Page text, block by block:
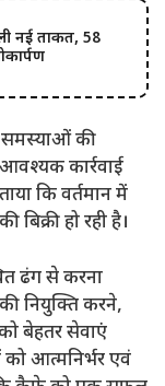
नई ताकत, 58
समस्याओं की
कार्रवाई
कि वर्तमान में
हो रही है।
ढंग से करना
नियुक्ति करने,
बेहतर सेवाएं
को आत्मनिर्भर एवं